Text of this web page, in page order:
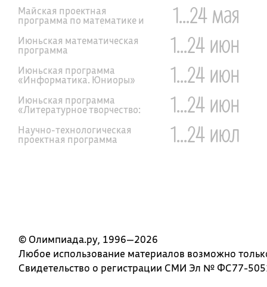
Майская проектная
программа по математике и
теоретической информатике
1...24 мая
Июньская математическая
программа 1...24 июн
Июньская программа
«Информатика. Юниоры» 1...24 июн
Июньская программа
«Литературное творчество:
драматургия»
1...24 июн
Научно-технологическая
проектная программа
«Большие вызовы»
1...24 июл
© Олимпиада.ру, 1996—2026
Любое использование материалов возможно
Свидетельство о регистрации СМИ Эл № ФС77-